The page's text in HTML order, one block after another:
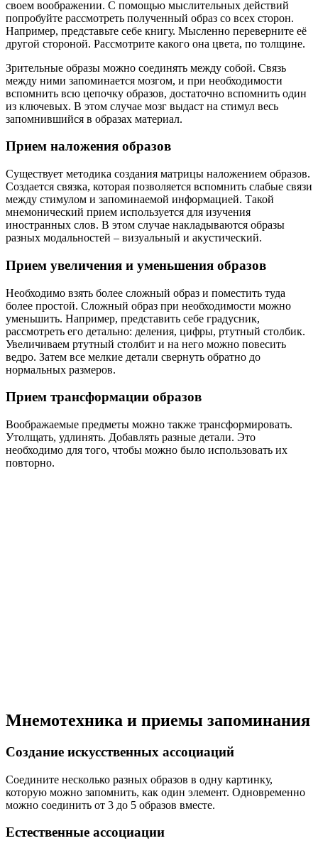
своем воображении. С помощью мыслительных действий
попробуйте рассмотреть полученный образ со всех сторон.
Например, представьте себе книгу. Мысленно переверните её
другой стороной. Рассмотрите какого она цвета, по толщине.
Зрительные образы можно соединять между собой. Связь
между ними запоминается мозгом, и при необходимости
вспомнить всю цепочку образов, достаточно вспомнить один
из ключевых. В этом случае мозг выдаст на стимул весь
запомнившийся в образах материал.
Прием наложения образов
Существует методика создания матрицы наложением образов.
Создается связка, которая позволяется вспомнить слабые связи
между стимулом и запоминаемой информацией. Такой
мнемонический прием используется для изучения
иностранных слов. В этом случае накладываются образы
разных модальностей – визуальный и акустический.
Прием увеличения и уменьшения образов
Необходимо взять более сложный образ и поместить туда
более простой. Сложный образ при необходимости можно
уменьшить. Например, представить себе градусник,
рассмотреть его детально: деления, цифры, ртутный столбик.
Увеличиваем ртутный столбит и на него можно повесить
ведро. Затем все мелкие детали свернуть обратно до
нормальных размеров.
Прием трансформации образов
Воображаемые предметы можно также трансформировать.
Утолщать, удлинять. Добавлять разные детали. Это
необходимо для того, чтобы можно было использовать их
повторно.
Мнемотехника и приемы запоминания
Создание искусственных ассоциаций
Соедините несколько разных образов в одну картинку,
которую можно запомнить, как один элемент. Одновременно
можно соединить от 3 до 5 образов вместе.
Естественные ассоциации